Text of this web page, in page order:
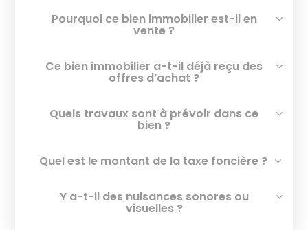
Pourquoi ce bien immobilier est-il en
vente ?
Ce bien immobilier a-t-il déjà reçu des
offres d’achat ?
Quels travaux sont à prévoir dans ce
bien ?
Quel est le montant de la taxe foncière ?
Y a-t-il des nuisances sonores ou
visuelles ?